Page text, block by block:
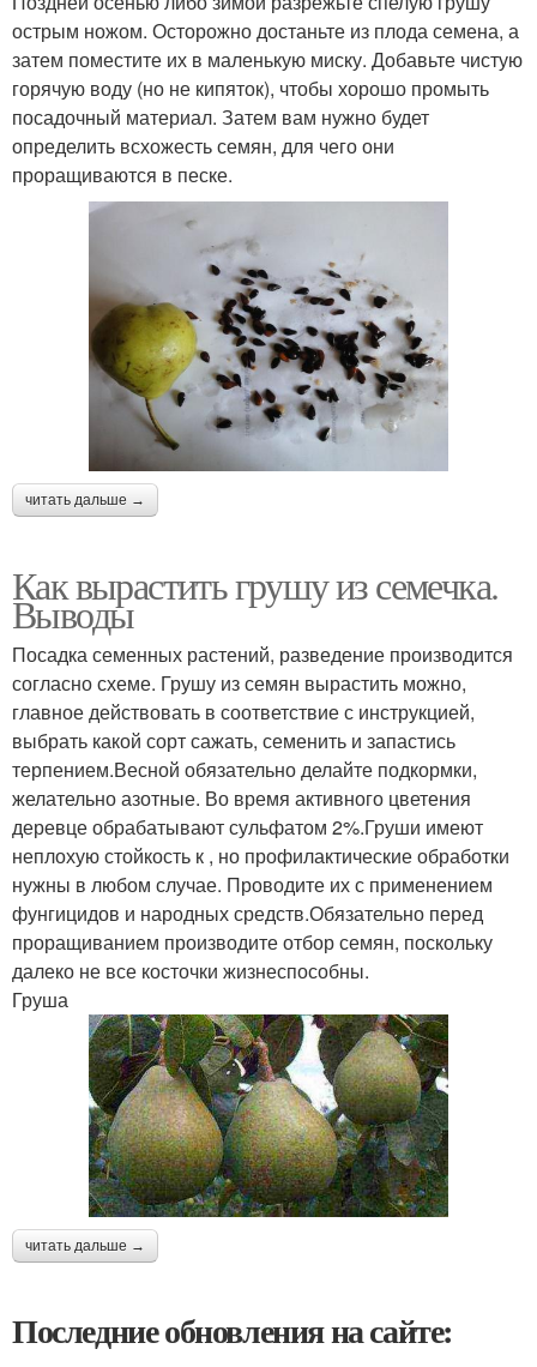
острым ножом. Осторожно достаньте из плода семена, а
затем поместите их в маленькую миску. Добавьте чистую
горячую воду (но не кипяток), чтобы хорошо промыть
посадочный материал. Затем вам нужно будет
определить всхожесть семян, для чего они
проращиваются в песке.
читать дальше →
Как вырастить грушу из семечка.
Выводы
Посадка семенных растений, разведение производится
согласно схеме. Грушу из семян вырастить можно,
главное действовать в соответствие с инструкцией,
выбрать какой сорт сажать, семенить и запастись
терпением.Весной обязательно делайте подкормки,
желательно азотные. Во время активного цветения
деревце обрабатывают сульфатом 2%.Груши имеют
неплохую стойкость к , но профилактические обработки
нужны в любом случае. Проводите их с применением
фунгицидов и народных средств.Обязательно перед
проращиванием производите отбор семян, поскольку
далеко не все косточки жизнеспособны.
Груша
читать дальше →
Последние обновления на сайте: